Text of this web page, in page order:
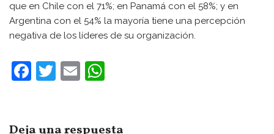
que en Chile con el 71%; en Panamá con el 58%; y en
Argentina con el 54% la mayoría tiene una percepción
negativa de los líderes de su organización.
F
e
T
er
E
l
s
Deja una respuesta